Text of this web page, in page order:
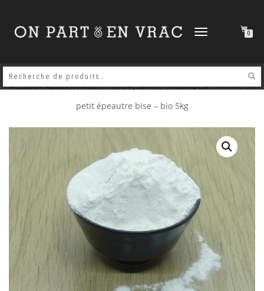
DÉPLIER
0
Accueil/ALIMENTAIRES/Sucre, farine, choco & cie/ Farine de
petit épeautre bise – bio 5kg